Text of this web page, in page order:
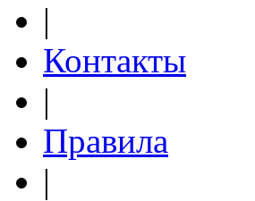
|
Контакты
|
Правила
|